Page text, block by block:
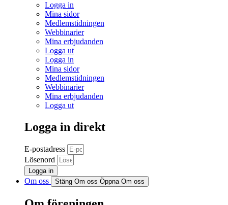
Logga in
Mina sidor
Medlemstidningen
Webbinarier
Mina erbjudanden
Logga ut
Logga in
Mina sidor
Medlemstidningen
Webbinarier
Mina erbjudanden
Logga ut
Logga in direkt
E-postadress
Lösenord
Logga in
Om oss Stäng Om oss Öppna Om oss